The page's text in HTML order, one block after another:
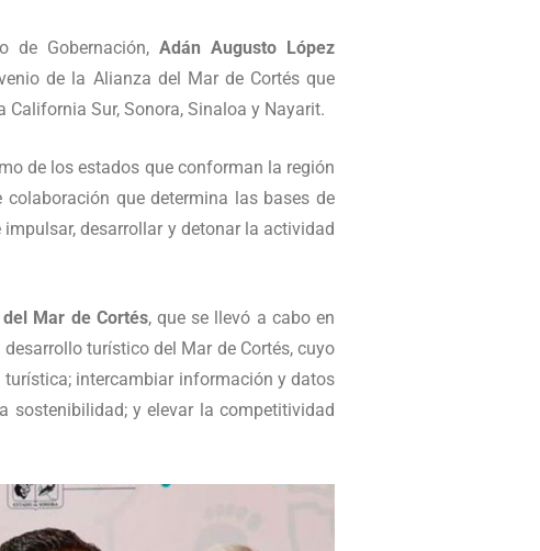
de Gobernación,Adán Augusto López
de la Alianza del Mar de Cortés que
Sur, Sonora, Sinaloa y Nayarit.
de los estados que conforman la región
que determina las bases de
desarrollar y detonar la actividad
Mar de Cortés, que se llevó a cabo en
turístico del Mar de Cortés, cuyo
intercambiar información y datos
sostenibilidad; y elevar la competitividad